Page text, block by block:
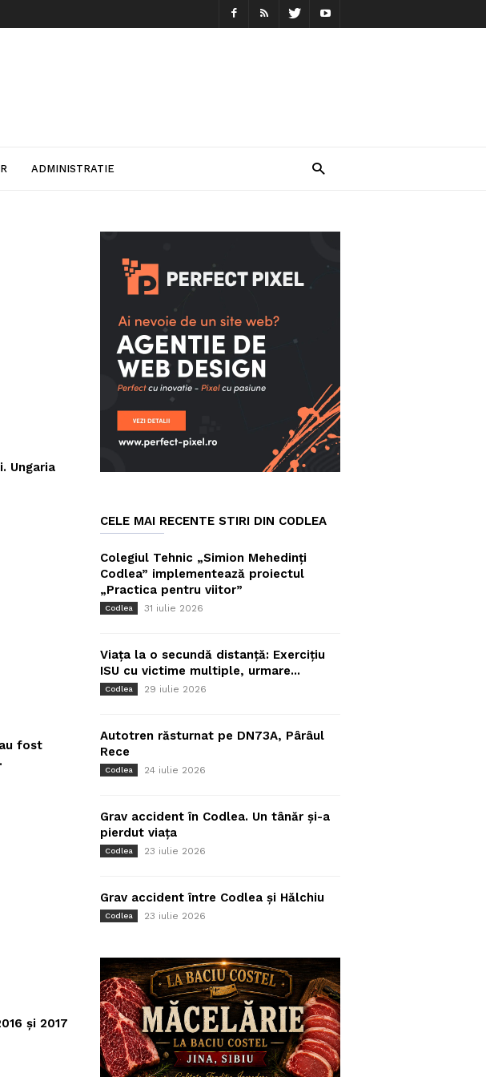
ADMINISTRATIE
Ungaria
fost
și 2017
CELE MAI RECENTE STIRI DIN CODLEA
Colegiul Tehnic „Simion Mehedinți
Codlea” implementează proiectul
„Practica pentru viitor”
Codlea 31 iulie 2026
Viața la o secundă distanță: Exercițiu
ISU cu victime multiple, urmare...
Codlea 29 iulie 2026
Autotren răsturnat pe DN73A, Pârâul
Rece
Codlea 24 iulie 2026
Grav accident în Codlea. Un tânăr și-a
pierdut viața
Codlea 23 iulie 2026
Grav accident între Codlea și Hălchiu
Codlea 23 iulie 2026